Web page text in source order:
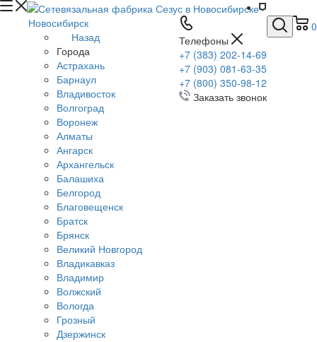
0
Телефоны
+7 (383) 202-14-69
+7 (903) 081-63-35
+7 (800) 350-98-12
Заказать звонок
Новосибирск
Назад
Города
Астрахань
Барнаул
Владивосток
Волгоград
Воронеж
Алматы
Ангарск
Архангельск
Балашиха
Белгород
Благовещенск
Братск
Брянск
Великий Новгород
Владикавказ
Владимир
Волжский
Вологда
Грозный
Дзержинск